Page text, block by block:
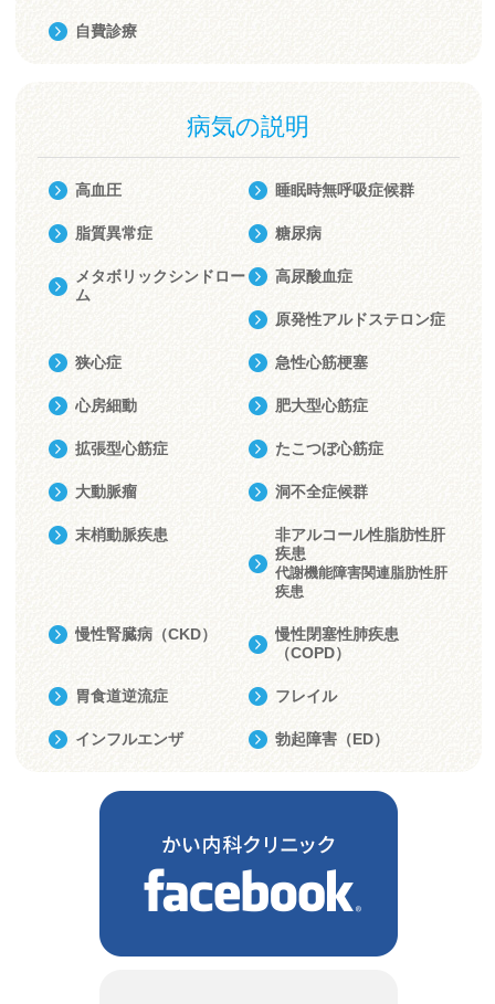
自費診療
病気の説明
高血圧 睡眠時無呼吸症候群
脂質異常症 糖尿病
メタボリックシンドロー
ム
高尿酸血症
原発性アルドステロン症
狭心症 急性心筋梗塞
心房細動 肥大型心筋症
拡張型心筋症 たこつぼ心筋症
大動脈瘤 洞不全症候群
末梢動脈疾患
非アルコール性脂肪性肝
疾患
代謝機能障害関連脂肪性肝
疾患
慢性腎臓病（CKD）
慢性閉塞性肺疾患
（COPD）
胃食道逆流症 フレイル
インフルエンザ 勃起障害（ED）